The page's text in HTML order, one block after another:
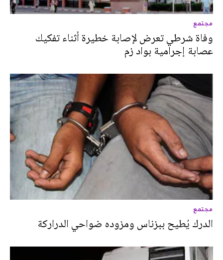
مجتمع
وفاة شرطي تعرض لإصابة خطيرة أثناء تفكيك
عصابة إجرامية بواد زم
مجتمع
الدرك يُطيح ببزناس ومزوده ضواحي الدراركة